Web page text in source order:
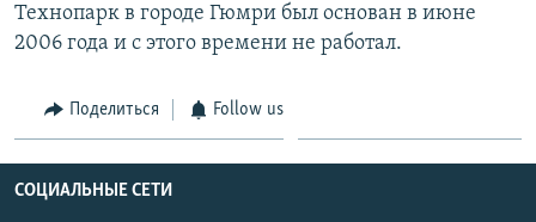
Технопарк в городе Гюмри был основан в июне
2006 года и с этого времени не работал.
Поделиться Follow us
СОЦИАЛЬНЫЕ СЕТИ